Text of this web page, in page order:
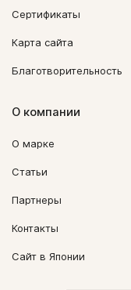
Сертификаты
Карта сайта
Благотворительность
О компании
О марке
Статьи
Партнеры
Контакты
Сайт в Японии